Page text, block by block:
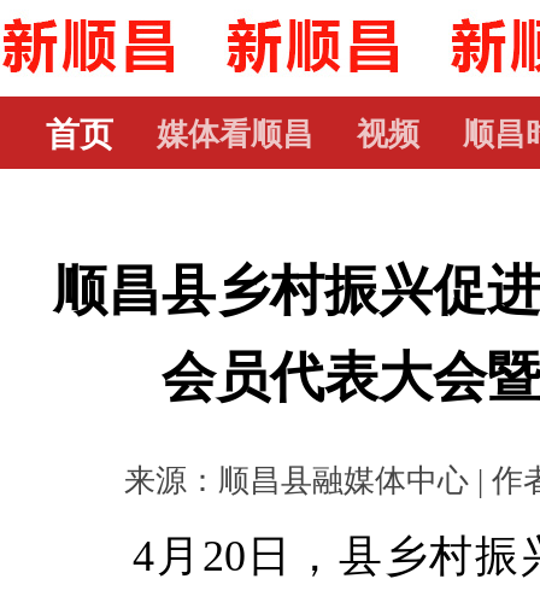
首页 媒体看顺昌 视频 顺昌
顺昌县乡村振兴促
会员代表大会
来源：顺昌县融媒体中心 | 作
4月20日，县乡村